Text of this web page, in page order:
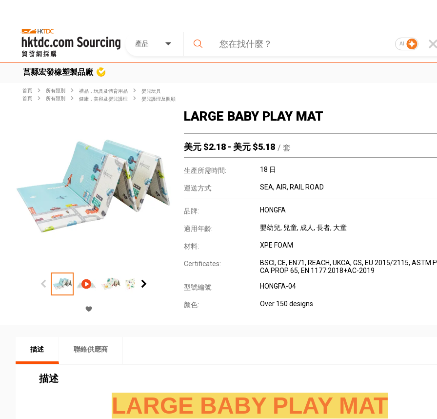
產品 AI
莒縣宏發橡塑製品廠
首頁 所有類別 禮品，玩具及體育用品
嬰兒玩具
首頁
所有類別 健康，美容及嬰兒護理 嬰兒護理及照顧
LARGE BABY PLAY MAT
美元 $2.18 - 美元 $5.18 / 套
生產所需時間: 18 日
運送方式: SEA, AIR, RAIL ROAD
品牌: HONGFA
適用年齡: 嬰幼兒, 兒童, 成人, 長者, 大童
材料: XPE FOAM
Certificates:
BSCI, CE, EN71, REACH, UKCA, GS, EU 2015/2115, ASTM
CA PROP 65, EN 1177:2018+AC-2019
型號編號: HONGFA-04
颜色: Over 150 designs
描述 聯絡供應商
描述
LARGE BABY PLAY MAT